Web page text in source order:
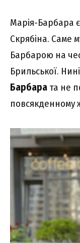
Марія-Барбара
Скрябіна. Саме
Барбарою на
Брильської.
Барбара та не
повсякденному